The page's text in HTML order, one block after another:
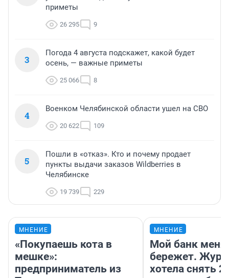
приметы
26 295 9
3
Погода 4 августа подскажет, какой будет
осень, — важные приметы
25 066 8
4
Военком Челябинской области ушел на СВО
20 622 109
5
Пошли в «отказ». Кто и почему продает
пункты выдачи заказов Wildberries в
Челябинске
19 739 229
МНЕНИЕ
«Покупаешь кота в
мешке»:
предприниматель из
МНЕНИЕ
Мой банк меня
бережет.
хотела снять